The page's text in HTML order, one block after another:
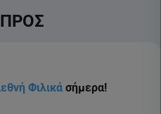
Φιλικά σήμερα!